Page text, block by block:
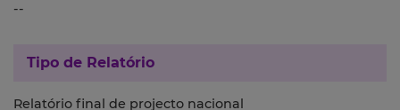
--
Tipo de Relatório
Relatório final de projecto nacional